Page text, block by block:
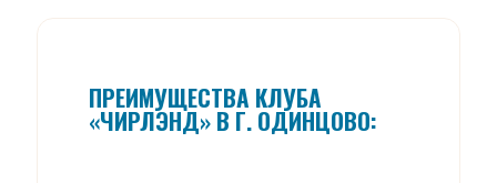
ПРЕИМУЩЕСТВА КЛУБА
«ЧИРЛЭНД» В Г. ОДИНЦОВО: